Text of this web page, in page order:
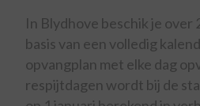
In Blydhove beschik je over
basis van een volledig
opvangplan met elke dag
respijtdagen wordt bij de